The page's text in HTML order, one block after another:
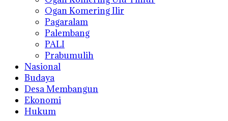
Ogan Komering Ilir
Pagaralam
Palembang
PALI
Prabumulih
Nasional
Budaya
Desa Membangun
Ekonomi
Hukum